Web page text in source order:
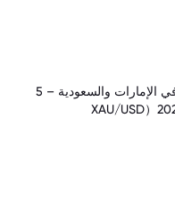
أسعار الذهب في الإمارات والسعودية – 5